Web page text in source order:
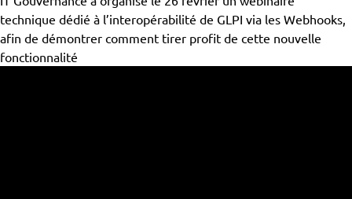
technique dédié à l’interopérabilité de GLPI via les Webhooks,
afin de démontrer comment tirer profit de cette nouvelle
fonctionnalité